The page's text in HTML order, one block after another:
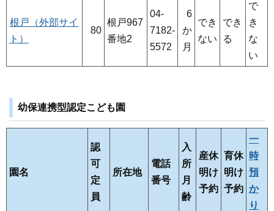
根戸（外部サイ
ト）
80
根戸967
番地2
04-
7182-
5572
6
か
月
でき
ない
でき
る
で
き
な
い
幼保連携型認定こども園
園名
認
可
定
員
所在地
電話
番号
入
所
月
齢
産休
明け
予約
育休
明け
予約
一
時
預
か
り